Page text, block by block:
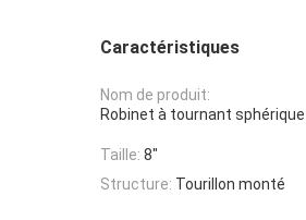
Caractéristiques
Nom de produit:
Robinet à tournant
Taille: 8"
Structure: Tourillon monté